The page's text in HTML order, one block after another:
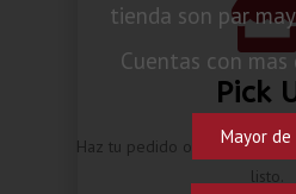
Pick
Haz tu pedido online y te
listo.
tienda son par
Cuentas con mas
Mayor de